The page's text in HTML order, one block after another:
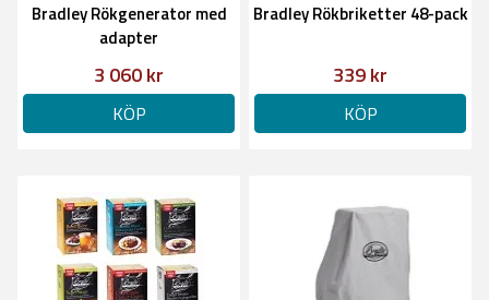
Bradley Rökgenerator med
adapter
3 060 kr
KÖP
Bradley Rökbriketter 48-pack
339 kr
KÖP